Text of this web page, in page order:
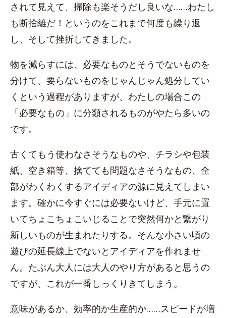
されて見えて、掃除も楽そうだし良いな……わたし
も断捨離だ！というのをこれまで何度も繰り返
し、そして挫折してきました。
物を減らすには、必要なものとそうでないものを
分けて、要らないものをじゃんじゃん処分してい
くという過程がありますが、わたしの場合この
「必要なもの」に分類されるものがやたら多いの
です。
古くてもう使わなさそうなものや、チラシや包装
紙、空き箱等、捨てても問題なさそうなもの、全
部がわくわくするアイディアの源に見えてしまい
ます。確かに今すぐには必要ないけど、手元に置
いてちょこちょこいじることで突然何かと繋がり
新しいものが生まれたりする。そんな小さい頃の
遊びの延長線上でないとアイディアを作れませ
ん。たぶん大人には大人のやり方があると思うの
ですが、これが一番しっくりきてしまう。
意味があるか、効率的か生産的か……スピードが増